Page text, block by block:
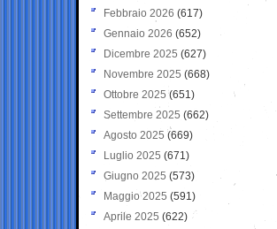
Febbraio 2026 (617)
Gennaio 2026 (652)
Dicembre 2025 (627)
Novembre 2025 (668)
Ottobre 2025 (651)
Settembre 2025 (662)
Agosto 2025 (669)
Luglio 2025 (671)
Giugno 2025 (573)
Maggio 2025 (591)
Aprile 2025 (622)